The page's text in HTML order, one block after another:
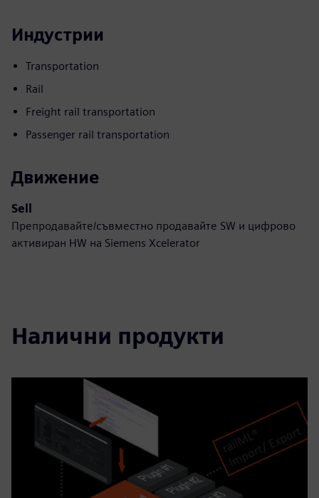
Индустрии
Transportation
Rail
Freight rail transportation
Passenger rail transportation
Движение
Sell
Препродавайте/съвместно продавайте SW и цифрово
активиран HW на Siemens Xcelerator
Налични продукти